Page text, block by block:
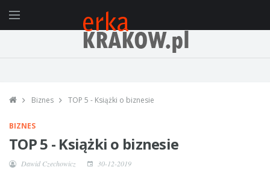
Biznes TOP 5 - Książki o biznesie
BIZNES
TOP 5 - Książki o biznesie
Dawid Czechowicz 30-12-2019